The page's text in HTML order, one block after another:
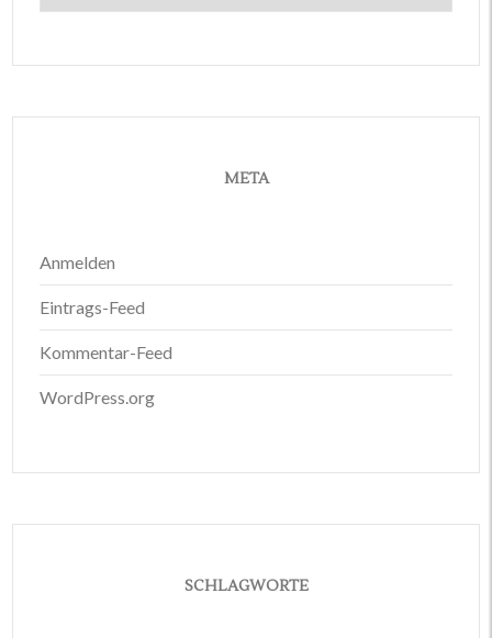
META
Anmelden
Eintrags-Feed
Kommentar-Feed
WordPress.org
SCHLAGWORTE